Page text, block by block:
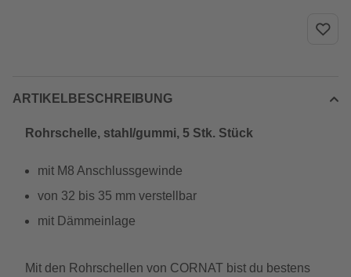
ARTIKELBESCHREIBUNG
Rohrschelle, stahl/gummi, 5 Stk. Stück
mit M8 Anschlussgewinde
von 32 bis 35 mm verstellbar
mit Dämmeinlage
Mit den Rohrschellen von CORNAT bist du bestens